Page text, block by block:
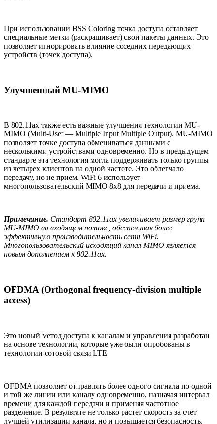
При использовании BSS Coloring точка доступа оставляет
специальные метки (раскрашивает) свои пакеты данных. Это
позволяет игнорировать влияние соседних передающих
устройств (точек доступа).
Улучшенный MU-MIMO
В 802.11ax также есть важные улучшения технологии MU-
MIMO (Multi-User — Multiple Input Multiple Output). MU-MIMO
позволяет точке доступа обмениваться данными с
несколькими устройствами одновременно. Но в предыдущем
стандарте эта технология могла поддерживать только группы
из четырех клиентов на одной частоте. Это облегчало
передачу, но не прием. WiFi 6 использует
многопользовательский MIMO 8x8 для передачи и приема.
Примечание. Стандарт 802.11ax увеличивает размер групп
MU-MIMO во входящем потоке, обеспечивая более
эффективную производительность сети WiFi.
Многопользовательский исходящий канал MIMO является
новым дополнением к 802.11ax.
OFDMA (Orthogonal frequency-division multiple
access)
Это новый метод доступа к каналам и управления разработан
на основе технологий, которые уже были опробованы в
технологии сотовой связи LTE.
OFDMA позволяет отправлять более одного сигнала по одной
и той же линии или каналу одновременно, назначая интервал
времени для каждой передачи и применяя частотное
разделение. В результате не только растет скорость за счет
лучшей утилизации канала, но и повышается безопасность.